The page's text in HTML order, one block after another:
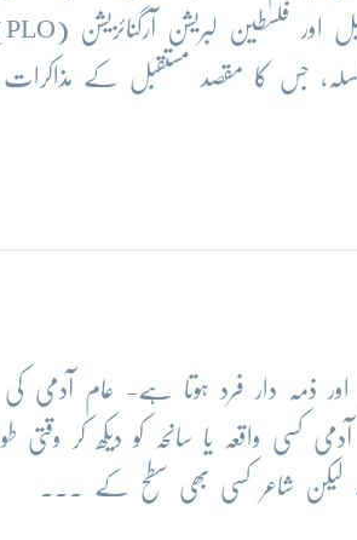
جس کا مقصد مستقبل کے
ذمہ دار فرد ہوتا ہے- عام آدمی کی
کسی واقعہ یا سانحہ کو دیکھ کر وقتی
لیکن شاعر کسی بھی سطح کے ...